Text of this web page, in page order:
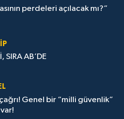
perdeleri açılacak mı?”
SIRA AB’DE
Genel bir “milli güvenlik”